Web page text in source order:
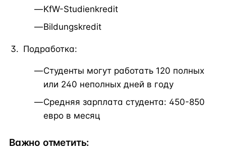
KfW-Studienkredit
Bildungskredit
Подработка:
Студенты могут работать 120 полных
или 240 неполных дней в году
Средняя зарплата студента: 450-850
евро в месяц
Важно отметить: